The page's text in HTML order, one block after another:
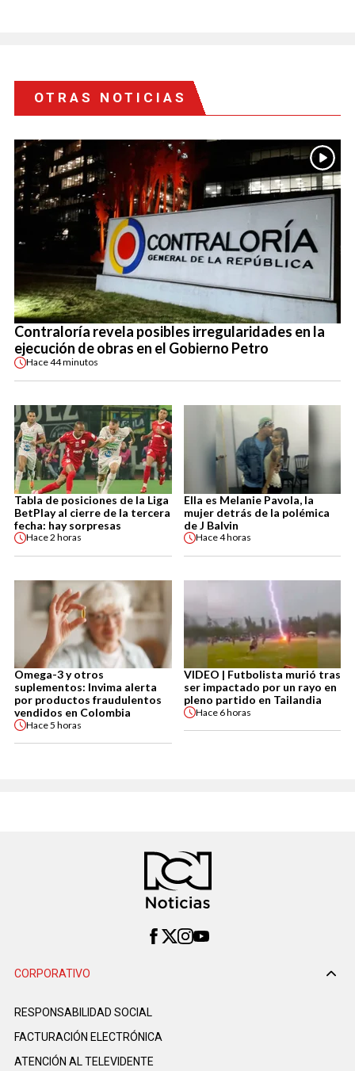
OTRAS NOTICIAS
Contraloría revela posibles irregularidades en la
ejecución de obras en el Gobierno Petro
Hace44 minutos
Tabla de posiciones de la Liga
BetPlay al cierre de la tercera
fecha: hay sorpresas
Hace2 horas
Ella es Melanie Pavola, la
mujer detrás de la polémica
de J Balvin
Hace4 horas
Omega-3 y otros
suplementos: Invima alerta
por productos fraudulentos
vendidos en Colombia
Hace5 horas
VIDEO | Futbolista murió tras
ser impactado por un rayo en
pleno partido en Tailandia
Hace 6 horas
CORPORATIVO
RESPONSABILIDAD SOCIAL
FACTURACIÓN ELECTRÓNICA
ATENCIÓN AL TELEVIDENTE